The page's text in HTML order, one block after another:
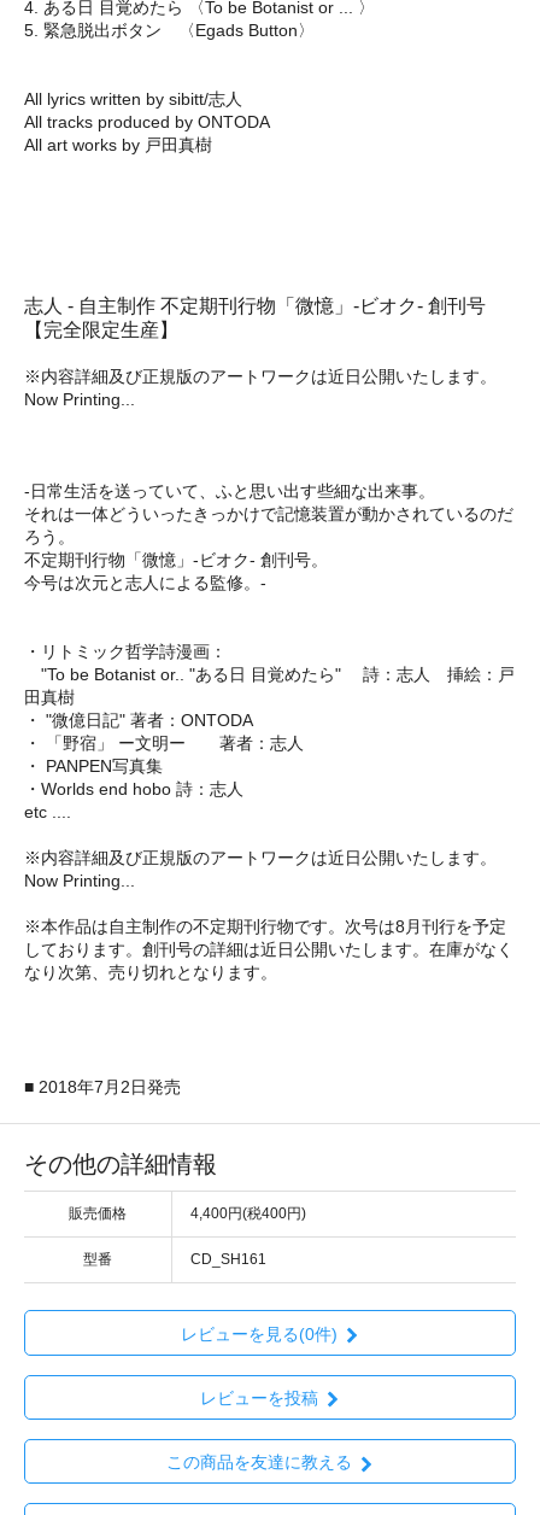
4. ある日 目覚めたら 〈To be Botanist or ... 〉
5. 緊急脱出ボタン 〈Egads Button〉
All lyrics written by sibitt/志人
All tracks produced by ONTODA
All art works by 戸田真樹
志人 - 自主制作 不定期刊行物「微憶」-ビオク- 創刊号
【完全限定生産】
※内容詳細及び正規版のアートワークは近日公開いたします。
Now Printing...
-日常生活を送っていて、ふと思い出す些細な出来事。
それは一体どういったきっかけで記憶装置が動かされているのだ
ろう。
不定期刊行物「微憶」-ビオク- 創刊号。
今号は次元と志人による監修。-
・リトミック哲学詩漫画：
"To be Botanist or.. "ある日 目覚めたら" 詩：志人 挿絵：戸
田真樹
・ "微億日記" 著者：ONTODA
・ 「野宿」 ー文明ー 著者：志人
・ PANPEN写真集
・Worlds end hobo 詩：志人
etc ....
※内容詳細及び正規版のアートワークは近日公開いたします。
Now Printing...
※本作品は自主制作の不定期刊行物です。次号は8月刊行を予定
しております。創刊号の詳細は近日公開いたします。在庫がなく
なり次第、売り切れとなります。
■ 2018年7月2日発売
その他の詳細情報
販売価格 4,400円(税400円)
型番 CD_SH161
レビューを見る(0件)
レビューを投稿
この商品を友達に教える